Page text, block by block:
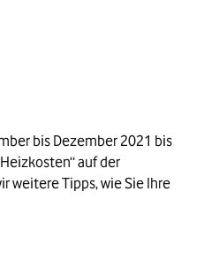
bis Dezember 2021 bis
auf der
weitere Tipps, wie Sie Ihre